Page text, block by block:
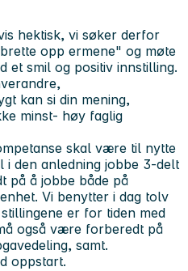
hektisk, vi søker derfor
opp ermene" og møte
et smil og positiv innstilling.
kan si din mening,
minst- høy faglig
skal være til nytte
den anledning jobbe 3-delt
på å jobbe både på
Vi benytter i dag tolv
er for tiden med
også være forberedt på
samt.
oppstart.